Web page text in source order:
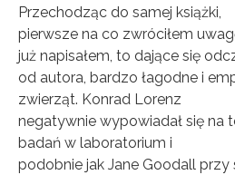
Przechodząc do samej książki,
pierwsze na co zwróciłem
już napisałem, to dające się
od autora, bardzo łagodne i
zwierząt. Konrad Lorenz
negatywnie wypowiadał się na
badań w laboratorium i
podobnie jak Jane Goodall przy